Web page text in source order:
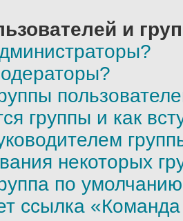
и
группы и как
некоторых
по
ссылка